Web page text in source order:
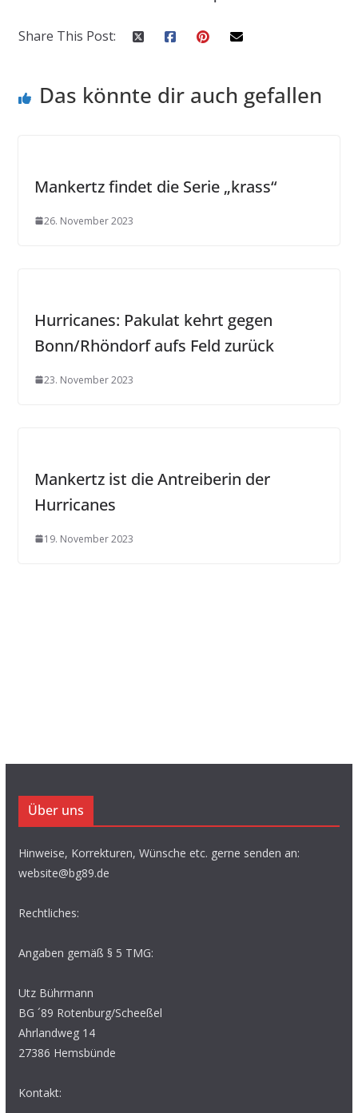
Share This Post:
Das könnte dir auch gefallen
Mankertz findet die Serie „krass“
26. November 2023
Hurricanes: Pakulat kehrt gegen
Bonn/Rhöndorf aufs Feld zurück
23. November 2023
Mankertz ist die Antreiberin der
Hurricanes
19. November 2023
Über uns
Hinweise, Korrekturen, Wünsche etc. gerne senden an:
website@bg89.de
Rechtliches:
Angaben gemäß § 5 TMG:
Utz Bührmann
BG ´89 Rotenburg/Scheeßel
Ahrlandweg 14
27386 Hemsbünde
Kontakt: